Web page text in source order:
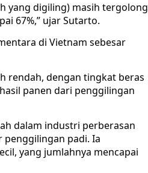
yang digiling) masih tergolong
67%,” ujar Sutarto.
di Vietnam sebesar
rendah, dengan tingkat beras
panen dari penggilingan
dalam industri perberasan
padi. Ia
yang jumlahnya mencapai